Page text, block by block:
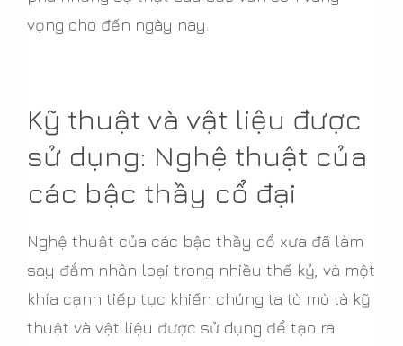
vọng cho đến ngày nay.
Kỹ thuật và vật liệu được
sử dụng: Nghệ thuật của
các bậc thầy cổ đại
Nghệ thuật của các bậc thầy cổ xưa đã làm
say đắm nhân loại trong nhiều thế kỷ, và một
khía cạnh tiếp tục khiến chúng ta tò mò là kỹ
thuật và vật liệu được sử dụng để tạo ra